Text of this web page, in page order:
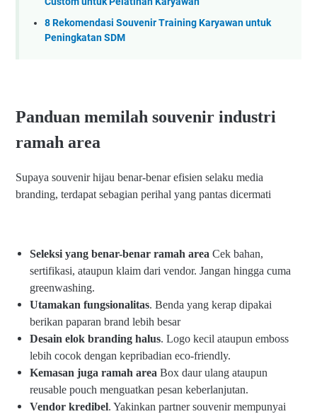
8 Rekomendasi Souvenir Training Karyawan untuk
Peningkatan SDM
Panduan memilah souvenir industri
ramah area
Supaya souvenir hijau benar-benar efisien selaku media
branding, terdapat sebagian perihal yang pantas dicermati
Seleksi yang benar-benar ramah area Cek bahan,
sertifikasi, ataupun klaim dari vendor. Jangan hingga cuma
greenwashing.
Utamakan fungsionalitas. Benda yang kerap dipakai
berikan paparan brand lebih besar
Desain elok branding halus. Logo kecil ataupun emboss
lebih cocok dengan kepribadian eco-friendly.
Kemasan juga ramah area Box daur ulang ataupun
reusable pouch menguatkan pesan keberlanjutan.
Vendor kredibel. Yakinkan partner souvenir mempunyai